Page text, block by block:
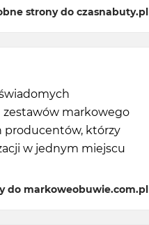
strony do czasnabuty.pl
markowego
producentów, którzy
w jednym miejscu
do markoweobuwie.com.pl